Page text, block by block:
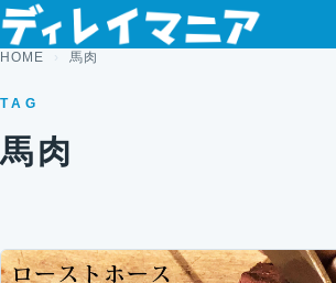
コンテンツへスキップ
HOME 馬肉
TAG
馬肉